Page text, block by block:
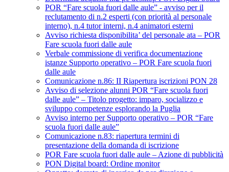
POR “Fare scuola fuori dalle aule” - avviso per il
reclutamento di n.2 esperti (con priorità al personale
interno), n.4 tutor interni, n.4 animatori esterni
Avviso richiesta disponibilita’ del personale ata – POR
Fare scuola fuori dalle aule
Verbale commissione di verifica documentazione
istanze Supporto operativo – POR Fare scuola fuori
dalle aule
Comunicazione n.86: II Riapertura iscrizioni PON 28
Avviso di selezione alunni POR “Fare scuola fuori
dalle aule” – Titolo progetto: imparo, socializzo e
sviluppo competenze esplorando la Puglia
Avviso interno per Supporto operativo – POR “Fare
scuola fuori dalle aule”
Comunicazione n.83: riapertura termini di
presentazione della domanda di iscrizione
POR Fare scuola fuori dalle aule – Azione di pubblicità
PON Digital board: Ordine monitor